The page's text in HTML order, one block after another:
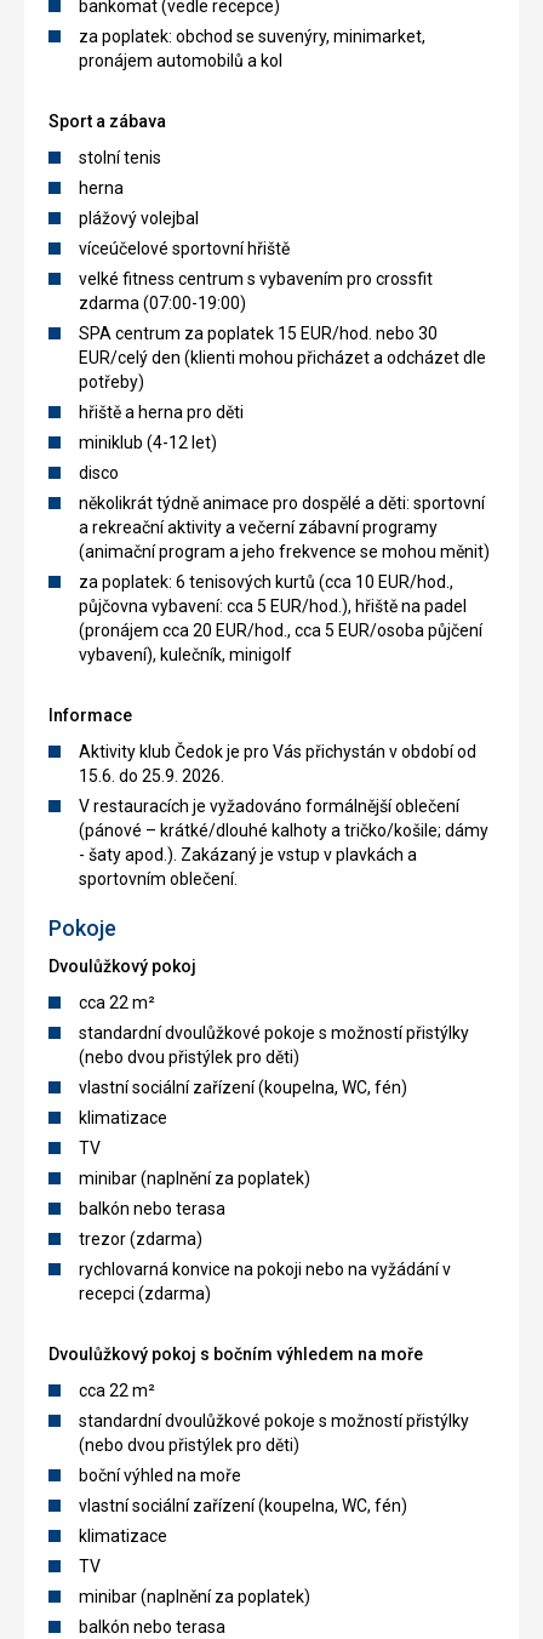
bankomat (vedle recepce)
za poplatek: obchod se suvenýry, minimarket,
pronájem automobilů a kol
Sport a zábava
stolní tenis
herna
plážový volejbal
víceúčelové sportovní hřiště
velké fitness centrum s vybavením pro crossfit
zdarma (07:00-19:00)
SPA centrum za poplatek 15 EUR/hod. nebo 30
EUR/celý den (klienti mohou přicházet a odcházet dle
potřeby)
hřiště a herna pro děti
miniklub (4-12 let)
disco
několikrát týdně animace pro dospělé a děti: sportovní
a rekreační aktivity a večerní zábavní programy
(animační program a jeho frekvence se mohou měnit)
za poplatek: 6 tenisových kurtů (cca 10 EUR/hod.,
půjčovna vybavení: cca 5 EUR/hod.), hřiště na padel
(pronájem cca 20 EUR/hod., cca 5 EUR/osoba půjčení
vybavení), kulečník, minigolf
Informace
Aktivity klub Čedok je pro Vás přichystán v období od
15.6. do 25.9. 2026.
V restauracích je vyžadováno formálnější oblečení
(pánové – krátké/dlouhé kalhoty a tričko/košile; dámy
- šaty apod.). Zakázaný je vstup v plavkách a
sportovním oblečení.
Pokoje
Dvoulůžkový pokoj
cca 22 m²
standardní dvoulůžkové pokoje s možností přistýlky
(nebo dvou přistýlek pro děti)
vlastní sociální zařízení (koupelna, WC, fén)
klimatizace
TV
minibar (naplnění za poplatek)
balkón nebo terasa
trezor (zdarma)
rychlovarná konvice na pokoji nebo na vyžádání v
recepci (zdarma)
Dvoulůžkový pokoj s bočním výhledem na moře
cca 22 m²
standardní dvoulůžkové pokoje s možností přistýlky
(nebo dvou přistýlek pro děti)
boční výhled na moře
vlastní sociální zařízení (koupelna, WC, fén)
klimatizace
TV
minibar (naplnění za poplatek)
balkón nebo terasa